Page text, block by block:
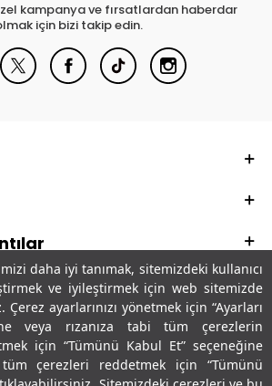
daha iyi tanımak, sitemizdeki kullanıcı
ve iyileştirmek için web sitemizde
ayarlarınızı yönetmek için “Ayarları
veya rızanıza tabi tüm çerezlerin
için “Tümünü Kabul Et” seçeneğine
çerezleri reddetmek için “Tümünü
kampanya ve fırsatlardan haberdar
için bizi takip edin.